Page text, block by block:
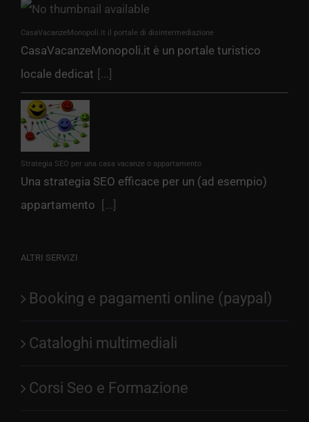
CasaVacanzeMonopoli.it il portale di disintermediazione
CasaVacanzeMonopoli.it è un portale turistico
locale dedicat [...]
Strategia SEO per una casa vacanze o appartamento
Una strategia SEO efficace per un (ad esempio)
appartamento
[...]
ALTRI SERVIZI
Booking e pagamenti online (paypal)
Cataloghi multimediali
Corsi Seo e Formazione